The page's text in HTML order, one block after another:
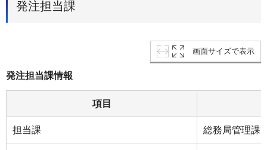
発注担当課
画面サイズで表示
発注担当課情報
項目
担当課 総務局管理課